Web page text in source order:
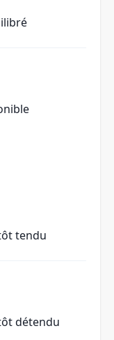
tendu
détendu